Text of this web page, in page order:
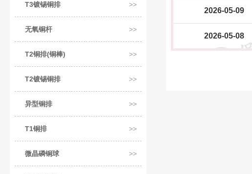
T3镀锡铜排
无氧铜杆
T2铜排(铜棒)
T2镀锡铜排
异型铜排
T1铜排
微晶磷铜球
2026-05-09
2026-05-08